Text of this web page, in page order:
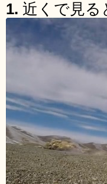
1. 近くで見る